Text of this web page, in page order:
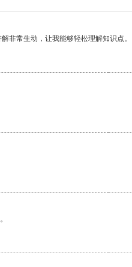
非常生动，让我能够轻松理解知识点。